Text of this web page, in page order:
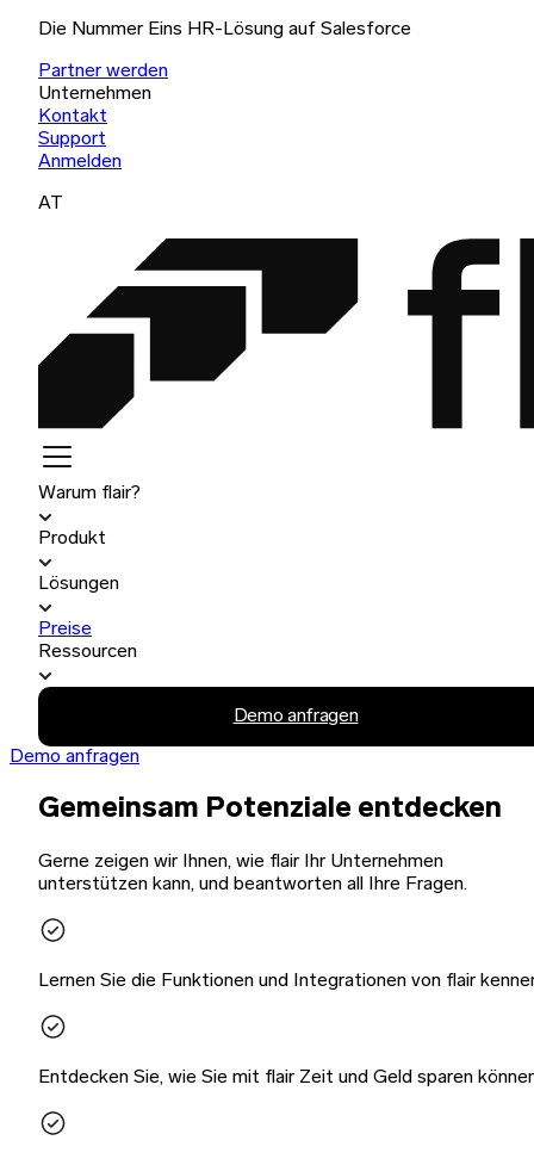
Die Nummer Eins HR-Lösung auf Salesforce
Partner werden
Unternehmen
Kontakt
Support
Anmelden
AT
Warum flair?
Produkt
Lösungen
Preise
Ressourcen
Demo anfragen
Demo anfragen
Gemeinsam Potenziale entdecken
Gerne zeigen wir Ihnen, wie flair Ihr Unternehmen
unterstützen kann, und beantworten all Ihre Fragen.
Lernen Sie die Funktionen und Integrationen von flair
Entdecken Sie, wie Sie mit flair Zeit und Geld sparen